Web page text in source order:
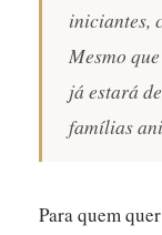
iniciantes,
Mesmo
já estará
famílias
Para quem